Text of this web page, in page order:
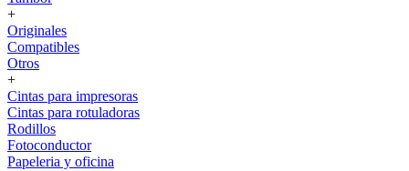
+
Originales
Compatibles
Otros
+
Cintas para impresoras
Cintas para rotuladoras
Rodillos
Fotoconductor
Papeleria y oficina